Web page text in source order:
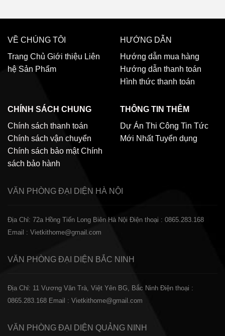
VỀ CHÚNG TÔI
Trang Chủ Giới thiệu Liên
hệ Sản Phẩm
HƯỚNG DẪN
Hướng dẫn mua hàng
Hướng dẫn thanh toán
Hình thức thanh toán
CHÍNH SÁCH CHUNG
Chính sách thanh toán
Chính sách vận chuyển
Chính sách bảo mật Chính
sách bảo hành
THÔNG TIN THÊM
Dự Án Thi Công Tin Tức
Mới Nhất Tuyển dụng
VĂN PHÒNG ĐẠI DIỆN HÀ NỘI
Địa Chỉ: 72a Hồng Tiến Long Biên Hà Nội Điện thoại : 0865.283.168
Email : Vietkithome@gmail.com
VĂN PHÒNG ĐẠI DIỆN BẮC NINH
Địa Chỉ: 11 Vương Văn Trà, Việt Yên BG, Bắc Ninh Điện thoại :
0865.283.168 Email : Vietkithome@gmail.com
VĂN PHÒNG ĐẠI DIỆN QUẢNG NINH